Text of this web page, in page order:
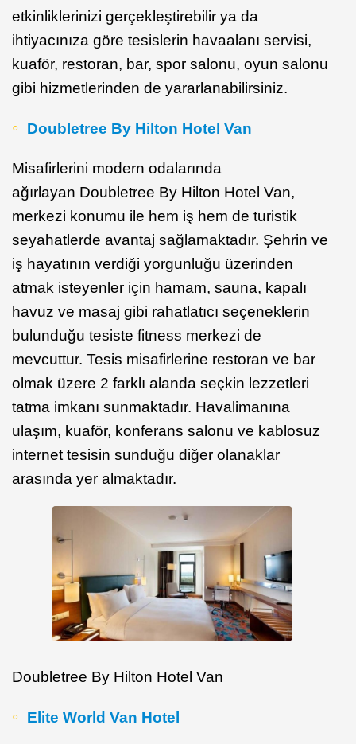
etkinliklerinizi gerçekleştirebilir ya da
ihtiyacınıza göre tesislerin havaalanı servisi,
kuaför, restoran, bar, spor salonu, oyun salonu
gibi hizmetlerinden de yararlanabilirsiniz.
Doubletree By Hilton Hotel Van
Misafirlerini modern odalarında
ağırlayan Doubletree By Hilton Hotel Van,
merkezi konumu ile hem iş hem de turistik
seyahatlerde avantaj sağlamaktadır. Şehrin ve
iş hayatının verdiği yorgunluğu üzerinden
atmak isteyenler için hamam, sauna, kapalı
havuz ve masaj gibi rahatlatıcı seçeneklerin
bulunduğu tesiste fitness merkezi de
mevcuttur. Tesis misafirlerine restoran ve bar
olmak üzere 2 farklı alanda seçkin lezzetleri
tatma imkanı sunmaktadır. Havalimanına
ulaşım, kuaför, konferans salonu ve kablosuz
internet tesisin sunduğu diğer olanaklar
arasında yer almaktadır.
Doubletree By Hilton Hotel Van
Elite World Van Hotel